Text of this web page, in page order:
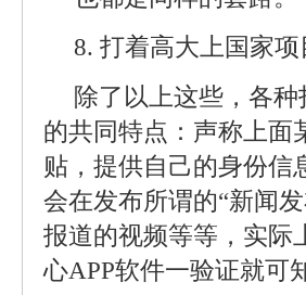
8. 打着高大上国家
除了以上这些，各
的共同特点：声称上面
贴，提供自己的身份信
会在发布所谓的“新闻
报道的视频等等，实际
心APP软件一验证就可